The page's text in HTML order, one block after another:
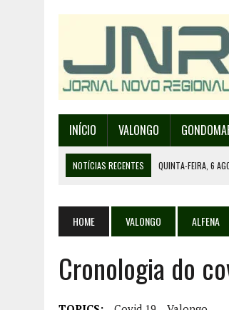
INÍCIO VALONGO
NOTÍCIAS RECENTES QUINTA-FEIRA, 6
QUINTA-FEIRA, 6 AGOSTO, 2026 |
SEXTA-FEIRA, 7 AGOSTO, 2026
FESTAS
HOME VALONGO ALFENA
Cronologia do